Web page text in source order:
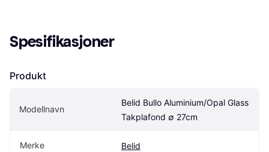
Spesifikasjoner
Produkt
Modellnavn
Belid Bullo Aluminium/Opal Glass
Takplafond ∅ 27cm
Merke Belid